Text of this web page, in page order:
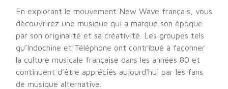
En explorant le mouvement New Wave français, vous
découvrirez une musique qui a marqué son époque
par son originalité et sa créativité. Les groupes tels
qu’Indochine et Téléphone ont contribué à façonner
la culture musicale française dans les années 80 et
continuent d’être appréciés aujourd’hui par les fans
de musique alternative.